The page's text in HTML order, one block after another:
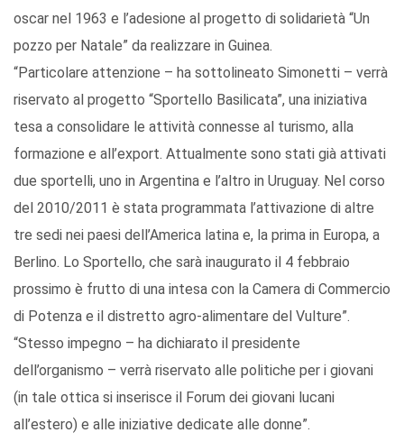
oscar nel 1963 e l’adesione al progetto di solidarietà “Un
pozzo per Natale” da realizzare in Guinea.
“Particolare attenzione – ha sottolineato Simonetti – verrà
riservato al progetto “Sportello Basilicata”, una iniziativa
tesa a consolidare le attività connesse al turismo, alla
formazione e all’export. Attualmente sono stati già attivati
due sportelli, uno in Argentina e l’altro in Uruguay. Nel corso
del 2010/2011 è stata programmata l’attivazione di altre
tre sedi nei paesi dell’America latina e, la prima in Europa, a
Berlino. Lo Sportello, che sarà inaugurato il 4 febbraio
prossimo è frutto di una intesa con la Camera di Commercio
di Potenza e il distretto agro-alimentare del Vulture”.
“Stesso impegno – ha dichiarato il presidente
dell’organismo – verrà riservato alle politiche per i giovani
(in tale ottica si inserisce il Forum dei giovani lucani
all’estero) e alle iniziative dedicate alle donne”.